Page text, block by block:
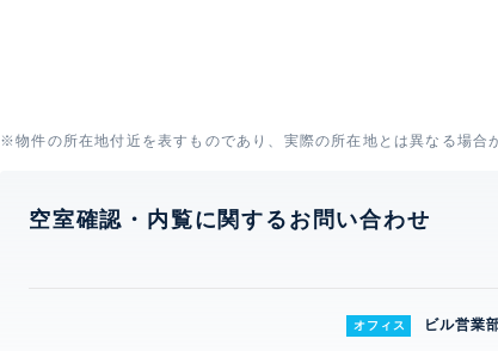
※物件の所在地付近を表すものであり、実際の所在地とは異なる場合
空室確認・内覧に関するお問い合わせ
オフィス ビル営業